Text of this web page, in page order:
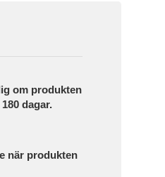
om produkten
dagar.
när produkten